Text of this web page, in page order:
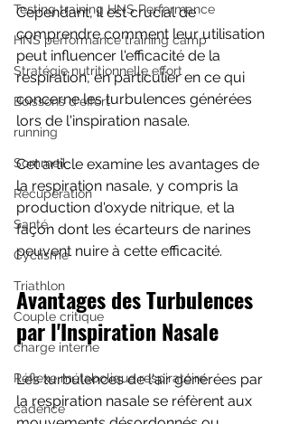
Testing training HNS Performance
HNS performance training camp
Stratégie nutritionnelle effort
Boissons d'effort
running
Sommeil
Récupération
Santé
Cyclisme
Triathlon
Couple critique
charge interne
Réflexe métabolique respiratoire
cadence
Cependant, il est crucial de
comprendre comment leur utilisation
peut influencer l'efficacité de la
respiration, en particulier en ce qui
concerne les turbulences générées
lors de l'inspiration nasale.
Cet article examine les avantages de
la respiration nasale, y compris la
production d'oxyde nitrique, et la
façon dont les écarteurs de narines
peuvent nuire à cette efficacité.
Avantages des Turbulences
par l'Inspiration Nasale
Les turbulences de l'air générées par
la respiration nasale se réfèrent aux